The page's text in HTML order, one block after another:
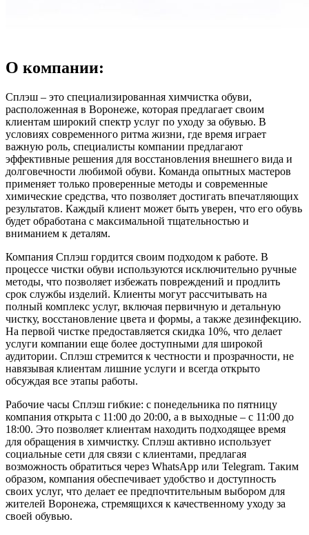
О компании:
Сплэш – это специализированная химчистка обуви,
расположенная в Воронеже, которая предлагает своим
клиентам широкий спектр услуг по уходу за обувью. В
условиях современного ритма жизни, где время играет
важную роль, специалисты компании предлагают
эффективные решения для восстановления внешнего вида и
долговечности любимой обуви. Команда опытных мастеров
применяет только проверенные методы и современные
химические средства, что позволяет достигать впечатляющих
результатов. Каждый клиент может быть уверен, что его обувь
будет обработана с максимальной тщательностью и
вниманием к деталям.
Компания Сплэш гордится своим подходом к работе. В
процессе чистки обуви используются исключительно ручные
методы, что позволяет избежать повреждений и продлить
срок службы изделий. Клиенты могут рассчитывать на
полный комплекс услуг, включая первичную и детальную
чистку, восстановление цвета и формы, а также дезинфекцию.
На первой чистке предоставляется скидка 10%, что делает
услуги компании еще более доступными для широкой
аудитории. Сплэш стремится к честности и прозрачности, не
навязывая клиентам лишние услуги и всегда открыто
обсуждая все этапы работы.
Рабочие часы Сплэш гибкие: с понедельника по пятницу
компания открыта с 11:00 до 20:00, а в выходные – с 11:00 до
18:00. Это позволяет клиентам находить подходящее время
для обращения в химчистку. Сплэш активно использует
социальные сети для связи с клиентами, предлагая
возможность обратиться через WhatsApp или Telegram. Таким
образом, компания обеспечивает удобство и доступность
своих услуг, что делает ее предпочтительным выбором для
жителей Воронежа, стремящихся к качественному уходу за
своей обувью.